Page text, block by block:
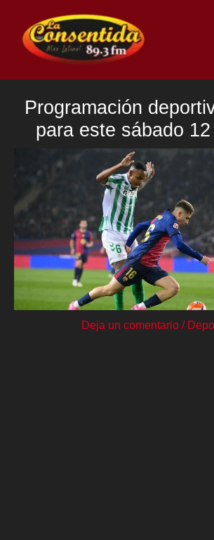
contenido
Programación
para este sábado 12
Deja un comentario /